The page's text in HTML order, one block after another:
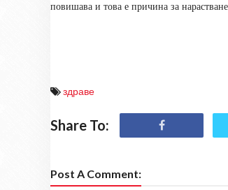
повишава и това е причина за
здраве
Share To:
Post A Comment: